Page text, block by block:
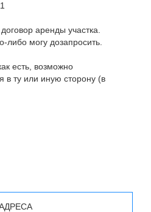
аренды участка.
либо могу дозапросить.
есть, возможно
в ту или иную сторону (в